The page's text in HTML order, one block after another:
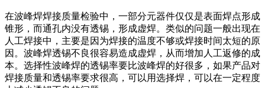
在波峰焊焊接质量检验中，一部分元器件仅仅是表面焊点形成
锥形，而通孔内没有透锡，形成虚焊。类似的问题一般出现在
人工焊接中，主要是因为焊接的温度不够或焊接时间太短的原
因。波峰焊透锡不良很容易造成虚焊，从而增加人工返修的成
本。选择性波峰焊的透锡率要比波峰焊的好很多，如果产品对
焊接质量和透锡率要求很高，可以用选择焊，可以在一定程度